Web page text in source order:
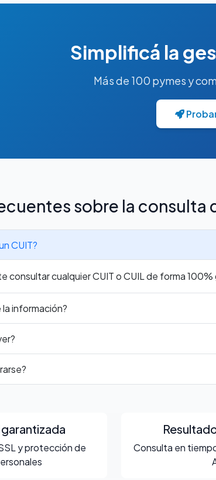
Simplificá la
Más de 100 pymes y
sobre la consulta
CUIT?
consultar cualquier CUIT o CUIL de forma
información?
y protección de
Consulta en